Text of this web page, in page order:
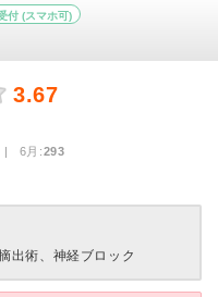
付 (スマホ可)
3.67
| 6月:293
出術、神経ブロック